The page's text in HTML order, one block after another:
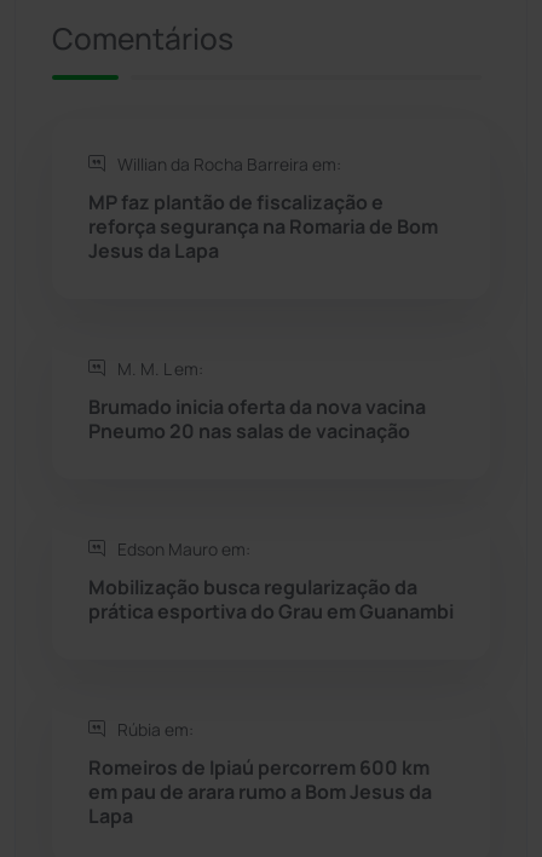
Presidente Jânio Qu...
Rio de Contas
Rio do Antônio (203)
Saúde
Seabra
Sítio do Mato
Tanque Novo
Comentários
Willian da Rocha Barreira em:
MP faz plantão de fiscalização e
reforça segurança na Romaria de Bom
Jesus da Lapa
M. M. L em:
Brumado inicia oferta da nova vacina
Pneumo 20 nas salas de vacinação
Edson Mauro em:
Mobilização busca regularização da
prática esportiva do Grau em Guanambi
Rúbia em:
Romeiros de Ipiaú percorrem 600 km
em pau de arara rumo a Bom Jesus da
Lapa